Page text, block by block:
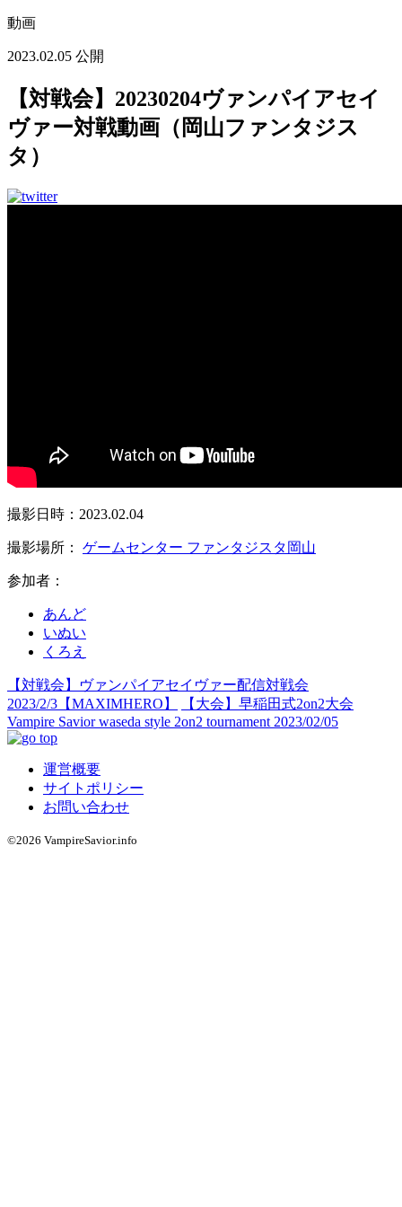
動画
2023.02.05 公開
【対戦会】20230204ヴァンパイアセイ
ヴァー対戦動画（岡山ファンタジス
タ）
撮影日時：2023.02.04
撮影場所： ゲームセンター ファンタジスタ岡山
参加者：
あんど
いぬい
くろえ
【対戦会】ヴァンパイアセイヴァー配信対戦会
2023/2/3【MAXIMHERO】
【大会】早稲田式2on2大会
Vampire Savior waseda style 2on2 tournament 2023/02/05
運営概要
サイトポリシー
お問い合わせ
©2026 VampireSavior.info